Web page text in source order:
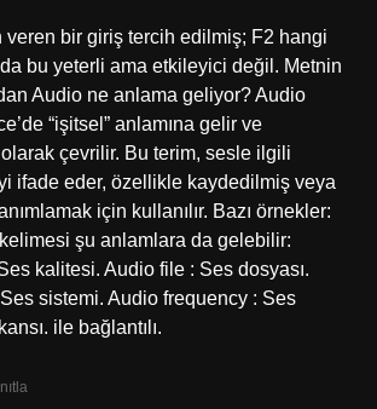
veren bir giriş tercih edilmiş; F2 hangi
bu yeterli ama etkileyici değil. Metnin
Audio ne anlama geliyor? Audio
“işitsel” anlamına gelir ve
olarak çevrilir. Bu terim, sesle ilgili
ifade eder, özellikle kaydedilmiş veya
için kullanılır. Bazı örnekler:
kelimesi şu anlamlara da gelebilir:
kalitesi. Audio file : Ses dosyası.
sistemi. Audio frequency : Ses
ile bağlantılı.